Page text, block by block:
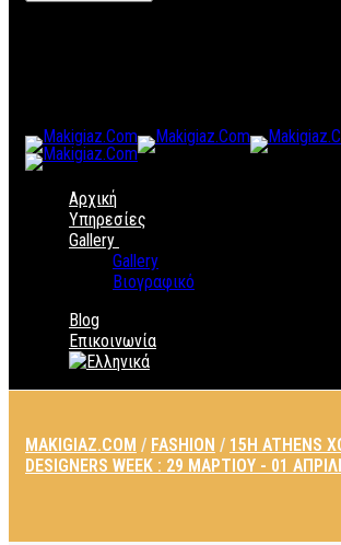
Αρχική
Υπηρεσίες
Gallery
Gallery
Βιογραφικό
Blog
Επικοινωνία
MAKIGIAZ.COM / FASHION / 15Η ATHENS
DESIGNERS WEEK : 29 ΜΑΡΤΊΟΥ - 01